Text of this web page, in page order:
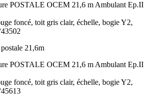
POSTALE OCEM 21,6 m Ambulant Ep.II
foncé, toit gris clair, échelle, bogie Y2,
POSTALE OCEM 21,6 m Ambulant Ep.II
foncé, toit gris clair, échelle, bogie Y2,